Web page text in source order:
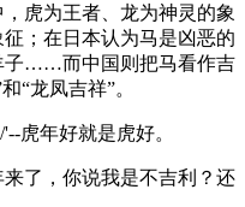
虎为王者、龙为神灵的象
；在日本认为马是凶恶的
……而中国则把马看作吉
“龙凤吉祥”。
虎年好就是虎好。
了，你说我是不吉利？还